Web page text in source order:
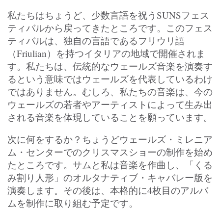
私たちはちょうど、少数言語を祝うSUNSフェス
ティバルから戻ってきたところです。このフェス
ティバルは、独自の言語であるフリウリ語
（Friulian）を持つイタリアの地域で開催されま
す。私たちは、伝統的なウェールズ音楽を演奏す
るという意味ではウェールズを代表しているわけ
ではありません。むしろ、私たちの音楽は、今の
ウェールズの若者やアーティストによって生み出
される音楽を体現していることを願っています。
次に何をするか？ちょうどウェールズ・ミレニア
ム・センターでのクリスマスショーの制作を始め
たところです。サムと私は音楽を作曲し、「くる
み割り人形」のオルタナティブ・キャバレー版を
演奏します。その後は、本格的に4枚目のアルバ
ムを制作に取り組む予定です。